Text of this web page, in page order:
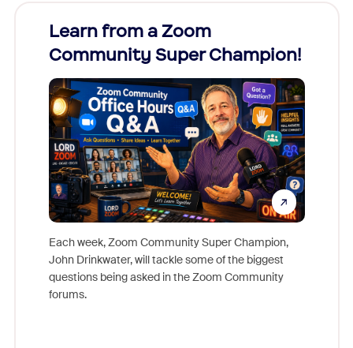
Learn from a Zoom
Community Super Champion!
Each week, Zoom Community Super Champion,
John Drinkwater, will tackle some of the biggest
questions being asked in the Zoom Community
forums.